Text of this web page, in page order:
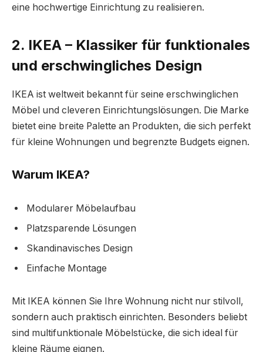
eine hochwertige Einrichtung zu realisieren.
2. IKEA – Klassiker für funktionales
und erschwingliches Design
IKEA ist weltweit bekannt für seine erschwinglichen
Möbel und cleveren Einrichtungslösungen. Die Marke
bietet eine breite Palette an Produkten, die sich perfekt
für kleine Wohnungen und begrenzte Budgets eignen.
Warum IKEA?
Modularer Möbelaufbau
Platzsparende Lösungen
Skandinavisches Design
Einfache Montage
Mit IKEA können Sie Ihre Wohnung nicht nur stilvoll,
sondern auch praktisch einrichten. Besonders beliebt
sind multifunktionale Möbelstücke, die sich ideal für
kleine Räume eignen.